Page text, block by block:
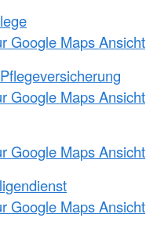
Google Maps Ansicht
Google Maps Ansicht
Google Maps Ansicht
Google Maps Ansicht